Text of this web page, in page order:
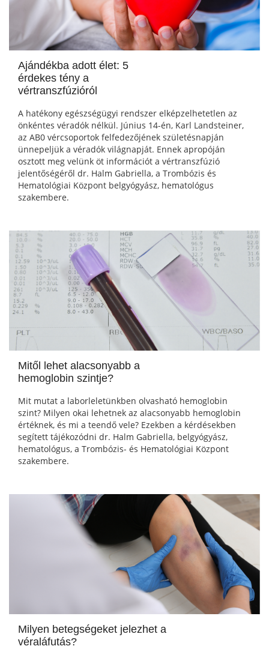
Ajándékba adott élet: 5
érdekes tény a
vértranszfúzióról
A hatékony egészségügyi rendszer elképzelhetetlen az
önkéntes véradók nélkül. Június 14-én, Karl Landsteiner,
az AB0 vércsoportok felfedezőjének születésnapján
ünnepeljük a véradók világnapját. Ennek apropóján
osztott meg velünk öt információt a vértranszfúzió
jelentőségéről dr. Halm Gabriella, a Trombózis és
Hematológiai Központ belgyógyász, hematológus
szakembere.
Mitől lehet alacsonyabb a
hemoglobin szintje?
Mit mutat a laborleletünkben olvasható hemoglobin
szint? Milyen okai lehetnek az alacsonyabb hemoglobin
értéknek, és mi a teendő vele? Ezekben a kérdésekben
segített tájékozódni dr. Halm Gabriella, belgyógyász,
hematológus, a Trombózis- és Hematológiai Központ
szakembere.
Milyen betegségeket jelezhet a
véraláfutás?